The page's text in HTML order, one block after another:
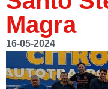
Magra
16-05-2024